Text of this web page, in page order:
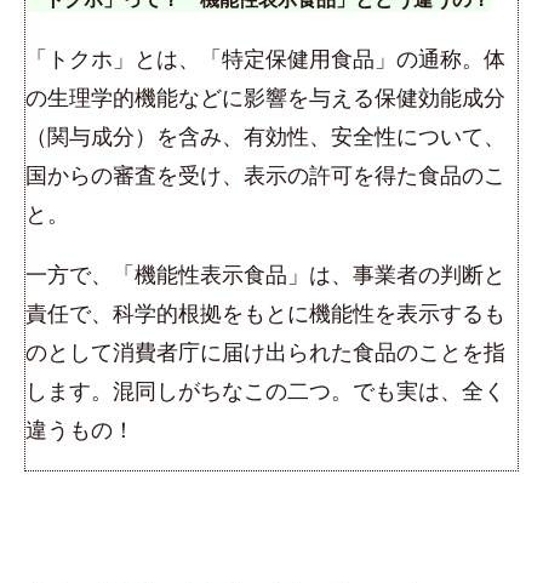
「トクホ」とは、「特定保健用食品」の通称。体
の生理学的機能などに影響を与える保健効能成分
（関与成分）を含み、有効性、安全性について、
国からの審査を受け、表示の許可を得た食品のこ
と。
一方で、「機能性表示食品」は、事業者の判断と
責任で、科学的根拠をもとに機能性を表示するも
のとして消費者庁に届け出られた食品のことを指
します。混同しがちなこの二つ。でも実は、全く
違うもの！